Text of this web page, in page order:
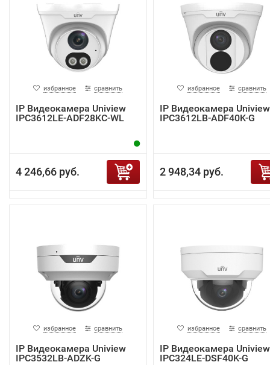
избранное сравнить
IP Видеокамера Uniview
IPC3612LE-ADF28KC-WL
4 246,66 руб.
избранное сравнить
IP Видеокамера Uniview
IPC3612LB-ADF40K-G
2 948,34 руб.
избранное сравнить
IP Видеокамера Uniview
IPC3532LB-ADZK-G
избранное сравнить
IP Видеокамера Uniview
IPC324LE-DSF40K-G